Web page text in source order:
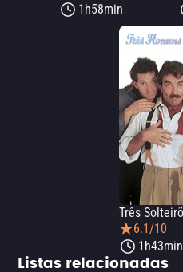
1h58min
6.1/10
1h43min
Listas relacionadas